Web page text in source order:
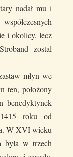
nadał mu i
i okolicy, lecz
został
młyn we
ten, położony
benedyktynek
roku od
W XVI wieku
była w trzech